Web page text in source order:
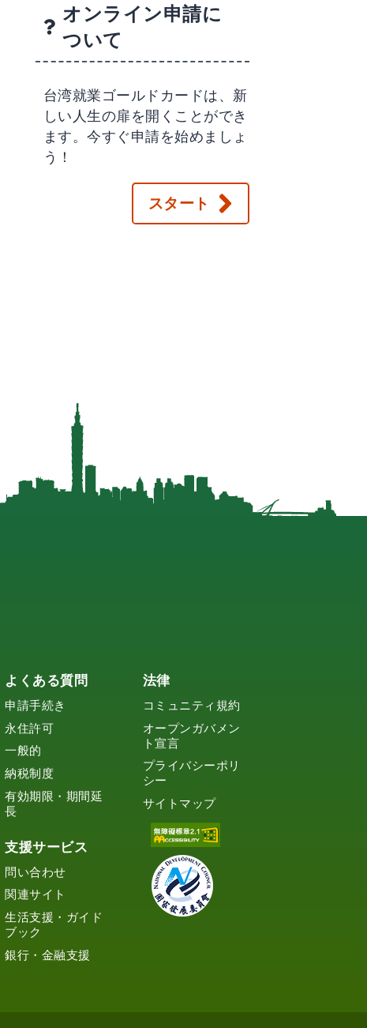
オンライン申請に
ついて
台湾就業ゴールドカードは、新
しい人生の扉を開くことができ
ます。今すぐ申請を始めましょ
う！
スタート
よくある質問
申請手続き
永住許可
一般的
納税制度
有効期限・期間延
長
支援サービス
問い合わせ
関連サイト
生活支援・ガイド
ブック
銀行・金融支援
法律
コミュニティ規約
オープンガバメン
ト宣言
プライバシーポリ
シー
サイトマップ